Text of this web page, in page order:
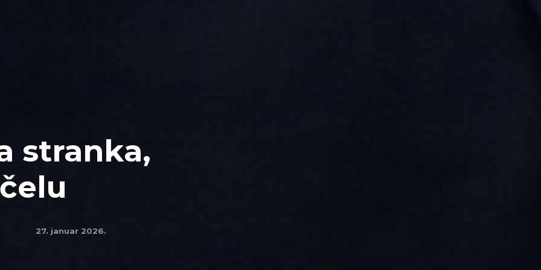
stranka,
27. januar 2026.